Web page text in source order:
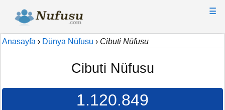
☰
Anasayfa › Dünya Nüfusu › Cibuti Nüfusu
Cibuti Nüfusu
1.120.849